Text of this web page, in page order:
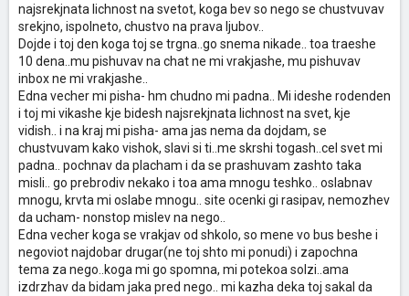
najsrekjnata lichnost na svetot, koga bev so nego se chustvuvav
srekjno, ispolneto, chustvo na prava ljubov..
Dojde i toj den koga toj se trgna..go snema nikade.. toa traeshe
10 dena..mu pishuvav na chat ne mi vrakjashe, mu pishuvav
inbox ne mi vrakjashe..
Edna vecher mi pisha- hm chudno mi padna.. Mi ideshe rodenden
i toj mi vikashe kje bidesh najsrekjnata lichnost na svet, kje
vidish.. i na kraj mi pisha- ama jas nema da dojdam, se
chustvuvam kako vishok, slavi si ti..me skrshi togash..cel svet mi
padna.. pochnav da placham i da se prashuvam zashto taka
misli.. go prebrodiv nekako i toa ama mnogu teshko.. oslabnav
mnogu, krvta mi oslabe mnogu.. site ocenki gi rasipav, nemozhev
da ucham- nonstop mislev na nego..
Edna vecher koga se vrakjav od shkolo, so mene vo bus beshe i
negoviot najdobar drugar(ne toj shto mi ponudi) i zapochna
tema za nego..koga mi go spomna, mi potekoa solzi..ama
izdrzhav da bidam jaka pred nego.. mi kazha deka toj sakal da